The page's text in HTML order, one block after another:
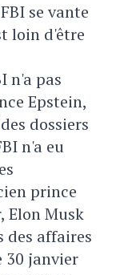
se vante
loin d'être
n'a pas
Epstein,
dossiers
n'a eu
prince
Elon Musk
des affaires
30 janvier